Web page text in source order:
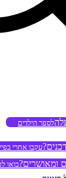
לספר הילדים
עקבו אחרי
ומאושרים?בואו